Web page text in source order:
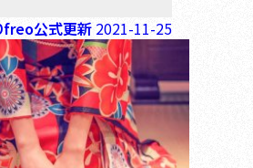
freo公式更新 2021-11-25